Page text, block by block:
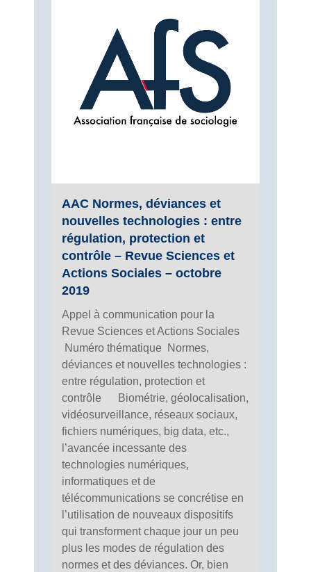
AAC Normes, déviances et
nouvelles technologies : entre
régulation, protection et
contrôle – Revue Sciences et
Actions Sociales – octobre
2019
Appel à communication pour la
Revue Sciences et Actions Sociales
Numéro thématique Normes,
déviances et nouvelles technologies :
entre régulation, protection et
contrôle Biométrie, géolocalisation,
vidéosurveillance, réseaux sociaux,
fichiers numériques, big data, etc.,
l’avancée incessante des
technologies numériques,
informatiques et de
télécommunications se concrétise en
l’utilisation de nouveaux dispositifs
qui transforment chaque jour un peu
plus les modes de régulation des
normes et des déviances. Or, bien